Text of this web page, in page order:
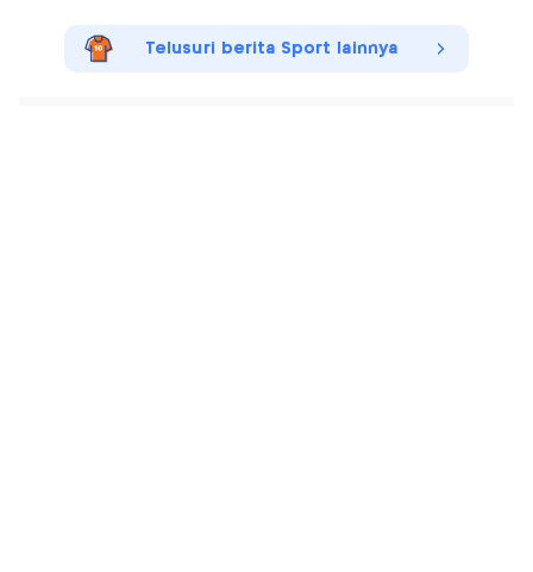
Telusuri berita Sport lainnya